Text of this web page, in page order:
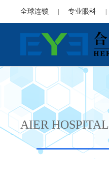
全球连锁 | 专业眼科 |
AIER HOSPITAL